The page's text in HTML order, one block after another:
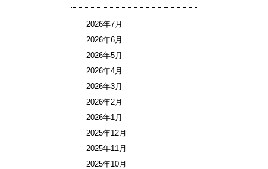
2026年7月
2026年6月
2026年5月
2026年4月
2026年3月
2026年2月
2026年1月
2025年12月
2025年11月
2025年10月